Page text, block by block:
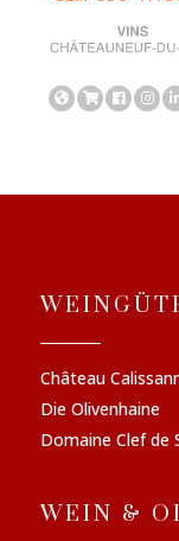
Château
Die Olivenhaine
Domaine Clef de
WEIN &